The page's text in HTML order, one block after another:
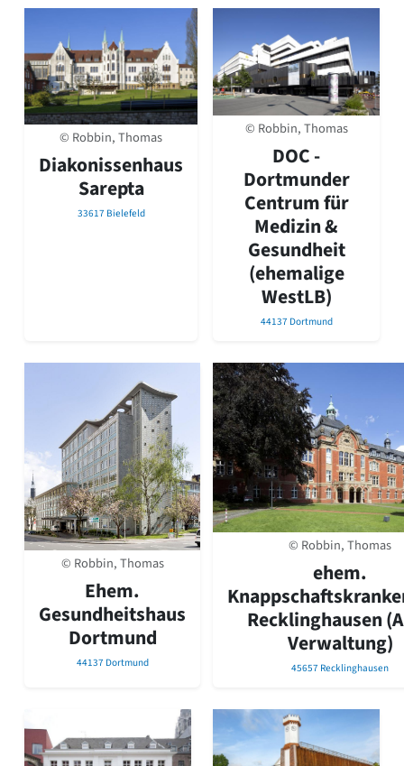
Fachbeirat
Freunde & Förderer
Kontakt
Impressum
Datenschutz
Suchbegriff eingeben
© Robbin, Thomas
Diakonissenhaus
Sarepta
33617 Bielefeld
© Robbin, Thomas
DOC -
Dortmunder
Centrum für
Medizin &
Gesundheit
(ehemalige
WestLB)
44137 Dortmund
© Robbin, Thomas
Ehem.
Gesundheitshaus
Dortmund
44137 Dortmund
© Robbin, Thomas
ehem.
Recklinghausen
Verwaltung)
45657 Recklinghausen